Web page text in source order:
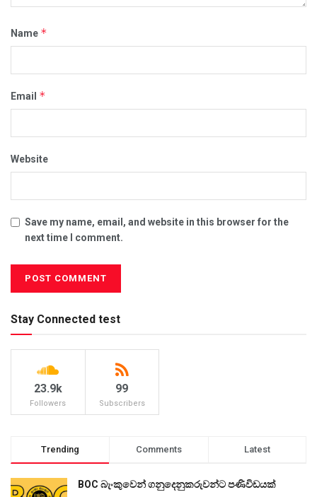
Name *
Email *
Website
Save my name, email, and website in this browser for the
next time I comment.
Stay Connected test
23.9k
Followers
99
Subscribers
Trending Comments Latest
BOC බැංකුවෙන් ගනුදෙනුකරුවන්ට පණිවිඩයක්